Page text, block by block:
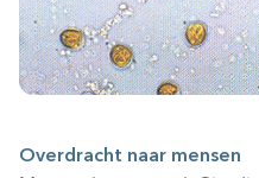
Overdracht naar mensen